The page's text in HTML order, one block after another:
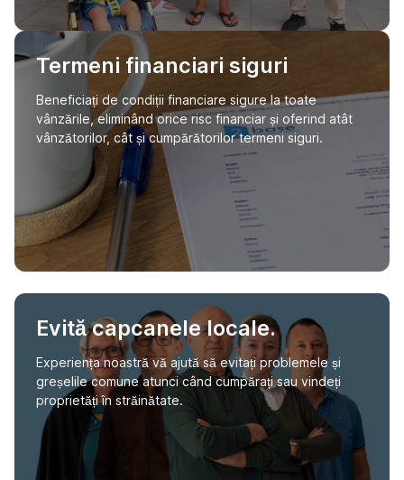
Termeni financiari siguri
Beneficiați de condiții financiare sigure la toate
vânzările, eliminând orice risc financiar și oferind atât
vânzătorilor, cât și cumpărătorilor termeni siguri.
Evită capcanele locale.
Experiența noastră vă ajută să evitați problemele și
greșelile comune atunci când cumpărați sau vindeți
proprietăți în străinătate.